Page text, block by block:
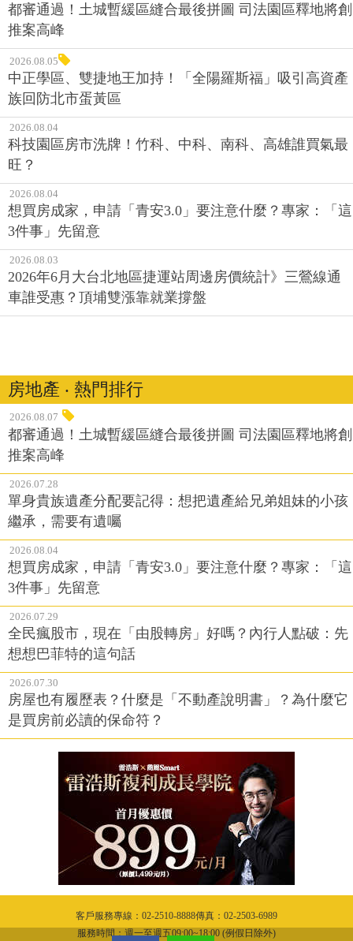
都審通過！土城暫緩區縫合最後拼圖 司法園區釋地將創
推案高峰
2026.08.05
中正學區、雙捷地王加持！「全陽羅斯福」吸引高資產
族回防北市蛋黃區
2026.08.04
科技園區房市洗牌！竹科、中科、南科、高雄誰買氣最
旺？
2026.08.04
想買房成家，申請「青安3.0」要注意什麼？專家：「這
3件事」先留意
2026.08.03
2026年6月大台北地區捷運站周邊房價統計》三鶯線通
車誰受惠？頂埔雙漲靠就業撐盤
房地產 ‧ 熱門排行
2026.08.07
都審通過！土城暫緩區縫合最後拼圖 司法園區釋地將創
推案高峰
2026.07.28
單身貴族遺產分配要記得：想把遺產給兄弟姐妹的小孩
繼承，需要有遺囑
2026.08.04
想買房成家，申請「青安3.0」要注意什麼？專家：「這
3件事」先留意
2026.07.29
全民瘋股市，現在「由股轉房」好嗎？內行人點破：先
想想巴菲特的這句話
2026.07.30
房屋也有履歷表？什麼是「不動產說明書」？為什麼它
是買房前必讀的保命符？
客戶服務專線：02-2510-8888傳真：02-2503-6989
服務時間：週一至週五09:00~18:00 (例假日除外)